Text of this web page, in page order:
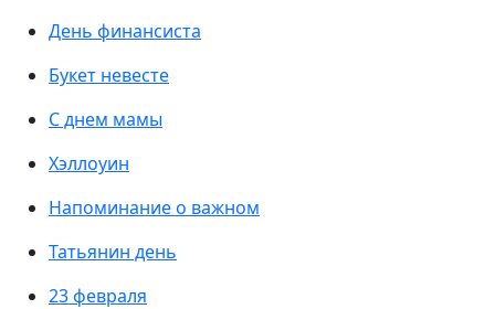
День финансиста
Букет невесте
С днем мамы
Хэллоуин
Напоминание о важном
Татьянин день
23 февраля